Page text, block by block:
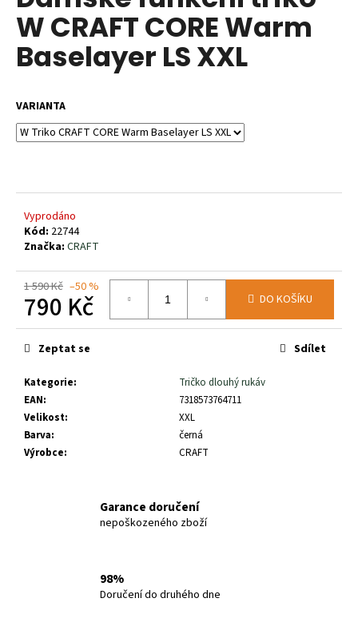
0,0
z
5
hvězdiček.
W CRAFT CORE Warm
Baselayer LS XXL
VARIANTA
Vyprodáno
Kód: 22744
Značka: CRAFT
1 590 Kč –50 %
790 Kč
Měrná
cena:
DO KOŠÍKU
Kategorie:
Tričko dlouhý rukáv
EAN:
7318573764711
Velikost:
XXL
Barva:
černá
Výrobce: CRAFT
Zeptat se Sdílet
Garance doručení
nepoškozeného zboží
98%
Doručení do druhého dne
a
j
í
?
D
o
p
o
r
u
u
e
m
e